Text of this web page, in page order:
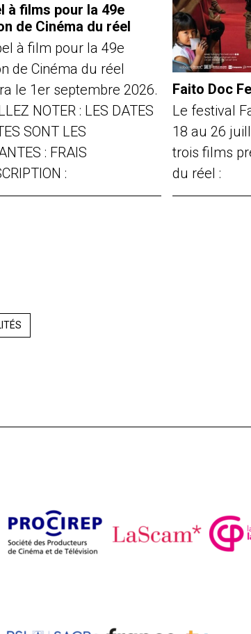
Faito Doc
Le festival
18 au 26
trois films
du réel :
à films pour la 49e
de Cinéma du réel
à film pour la 49e
de Cinéma du réel
le 1er septembre 2026.
NOTER : LES DATES
SONT LES
: FRAIS
: